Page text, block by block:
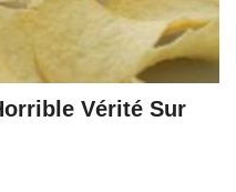
Vérité Sur